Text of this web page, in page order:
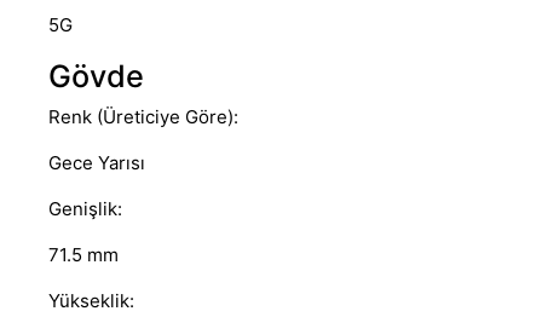
5G
Gövde
Renk (Üreticiye Göre):
Gece Yarısı
Genişlik:
71.5 mm
Yükseklik: